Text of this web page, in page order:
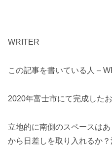
WRITER
この記事を書いている人 –
2020年富士市にて完成した
立地的に南側のスペースは
から日差しを取り入れるか